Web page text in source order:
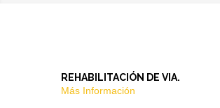
REHABILITACIÓN DE VIA.
Más Información